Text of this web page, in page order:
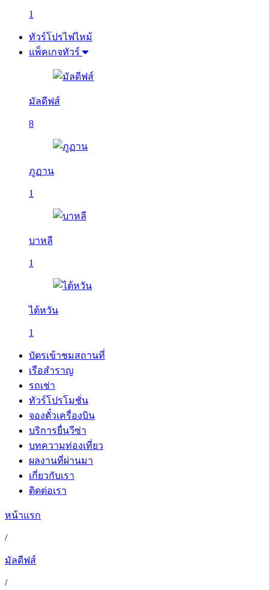
1
ทัวร์โปรไฟไหม้
แพ็คเกจทัวร์
มัลดีฟส์
8
ภูฏาน
1
บาหลี
1
ไต้หวัน
1
บัตรเข้าชมสถานที่
เรือสำราญ
รถเช่า
ทัวร์โปรโมชั่น
จองตั๋วเครื่องบิน
บริการยื่นวีซ่า
บทความท่องเที่ยว
ผลงานที่ผ่านมา
เกี่ยวกับเรา
ติดต่อเรา
หน้าแรก
/
มัลดีฟส์
/